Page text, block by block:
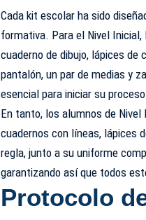
Cada kit escolar ha sido
formativa. Para el Nivel
cuaderno de dibujo, lápices de
pantalón, un par de medias y
esencial para iniciar su
En tanto, los alumnos de
cuadernos con líneas, lápices
regla, junto a su uniforme
garantizando así que todos
Protocolo